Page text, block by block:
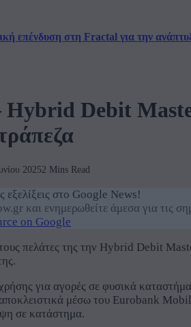
επένδυση στη Fractal για την
Debit
20252 Mins Read
εξελίξεις στο Google News!
και ενημερωθείτε άμεσα για τις
πελάτες της την Hybrid Debit
για αγορές σε φυσικά
μέσω του Eurobank
σε κατάστημα.